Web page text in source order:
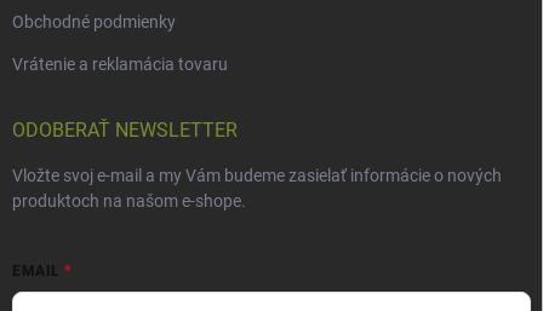
Obchodné podmienky
Vrátenie a reklamácia tovaru
ODOBERAŤ NEWSLETTER
Vložte svoj e-mail a my Vám budeme zasielať informácie o nových
produktoch na našom e-shope.
EMAIL